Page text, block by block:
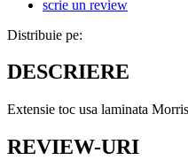
scrie un review
Distribuie pe:
DESCRIERE
Extensie toc usa laminata
REVIEW-URI